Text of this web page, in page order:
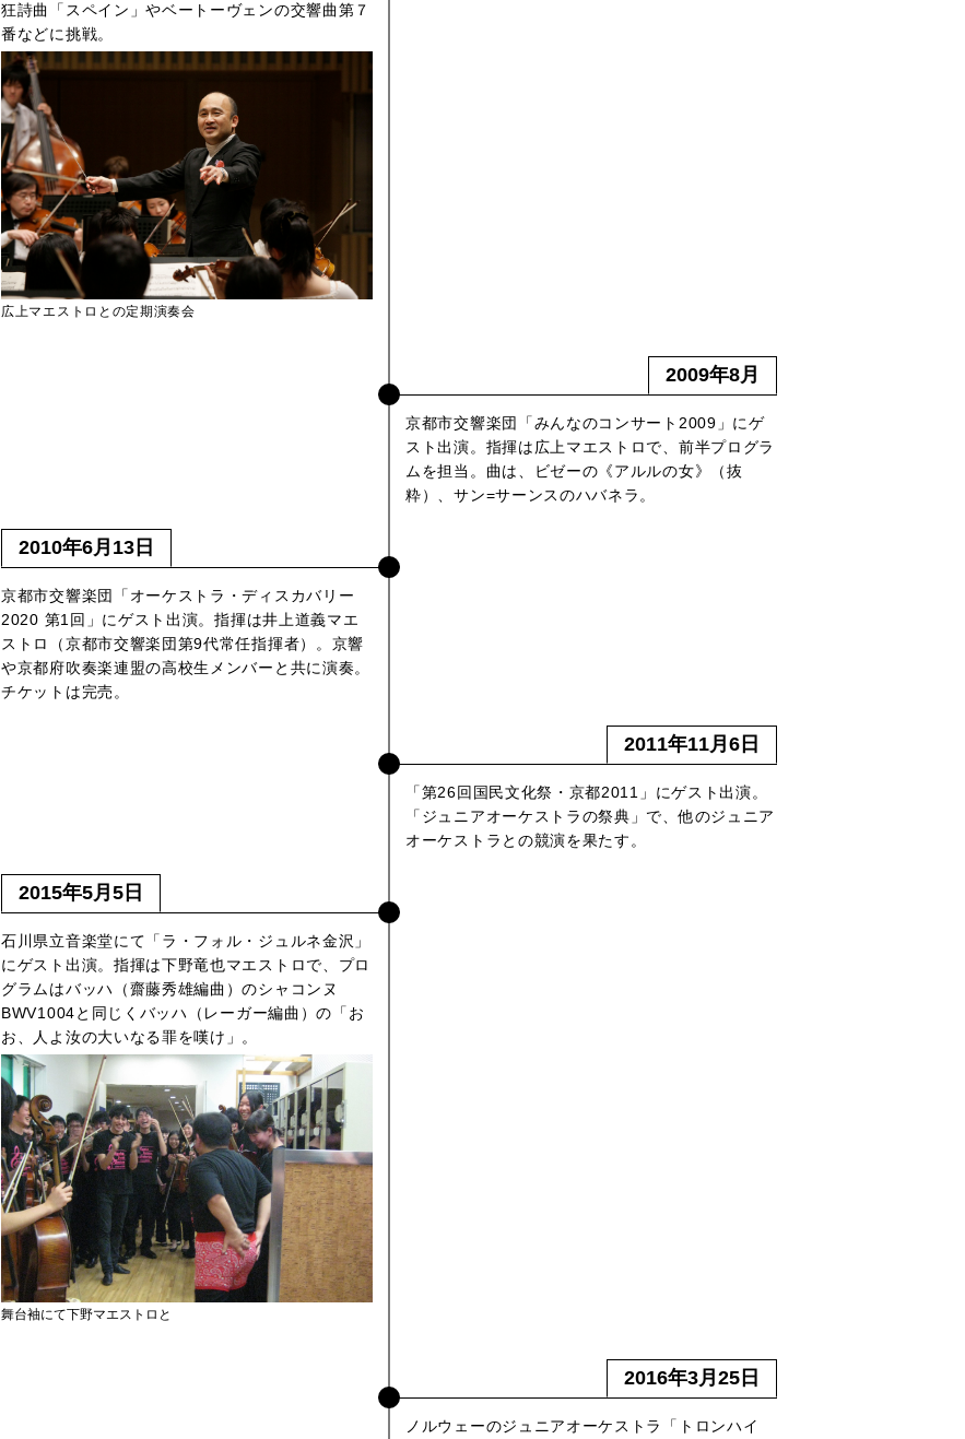
狂詩曲「スペイン」やベートーヴェンの交響曲第７
番などに挑戦。
広上マエストロとの定期演奏会
2009年8月
京都市交響楽団「みんなのコンサート2009」にゲ
スト出演。指揮は広上マエストロで、前半プログラ
ムを担当。曲は、ビゼーの《アルルの女》（抜
粋）、サン=サーンスのハバネラ。
2010年6月13日
京都市交響楽団「オーケストラ・ディスカバリー
2020 第1回」にゲスト出演。指揮は井上道義マエ
ストロ（京都市交響楽団第9代常任指揮者）。京響
や京都府吹奏楽連盟の高校生メンバーと共に演奏。
チケットは完売。
2011年11月6日
「第26回国民文化祭・京都2011」にゲスト出演。
「ジュニアオーケストラの祭典」で、他のジュニア
オーケストラとの競演を果たす。
2015年5月5日
石川県立音楽堂にて「ラ・フォル・ジュルネ金沢」
にゲスト出演。指揮は下野竜也マエストロで、プロ
グラムはバッハ（齋藤秀雄編曲）のシャコンヌ
BWV1004と同じくバッハ（レーガー編曲）の「お
お、人よ汝の大いなる罪を嘆け」。
舞台袖にて下野マエストロと
2016年3月25日
ノルウェーのジュニアオーケストラ「トロンハイ